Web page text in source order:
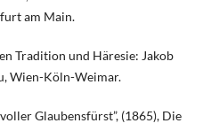
am Main.
Tradition und Häresie: Jakob
Wien-Köln-Weimar.
Glaubensfürst”, (1865), Die